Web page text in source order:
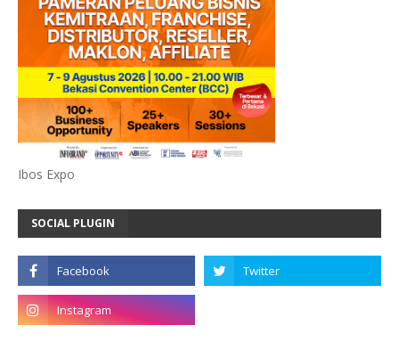
Ibos Expo
SOCIAL PLUGIN